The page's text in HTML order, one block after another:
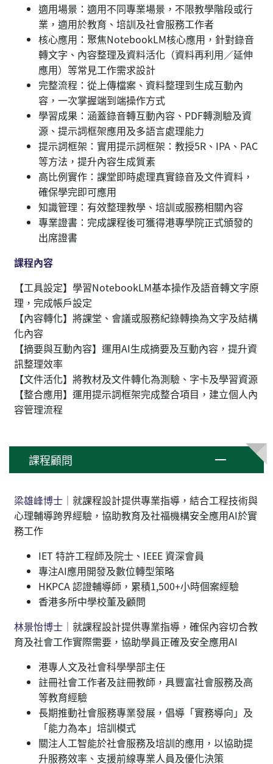
適用場景：適用不同專業場景，不限教學階段或行
業，適用於教育、培訓及社會服務工作者
核心應用：聚焦NotebookLM核心應用，針對錄音
轉文字、內容整理及資料活化（資料再利用／延伸
應用）等常見工作需求設計
完整流程：從上傳檔案、資料整理到生成互動內
容，一次掌握端到端操作方式
學習成果：涵蓋錄音轉互動內容、PDF轉測驗及資
源、提示詞框架應用及多語言處理能力
提示詞框架：實用提示詞框架：教授5R、IPA、PAC
等方法，提升內容生成質素
高比例實作：課堂即時處理真實錄音及文件資料，
確保學完即可應用
知識管理：有效整理教學、培訓或服務相關內容
專業證書：完成課程後可獲得港專學院正式頒發的
出席證書
課程內容
【工具設定】學習NotebookLM基本操作及語音轉文字原
理，完成帳戶設定
【內容轉化】將課堂、會議或服務紀錄轉換為文字及結構
化內容
【摘要與互動內容】運用AI生成摘要及互動內容，提升資
訊整理效率
【文件活化】將教材及文件轉化為測驗、字卡及學習資源
【整合應用】運用提示詞框架完成整合項目，建立個人內
容管理流程
課程顧問
梁雄峰博士 ｜就課程設計提供專業指導，結合工程技術與
心理輔導跨界經驗，協助教育及社福機構安全應用AI於實
務工作
IET 特許工程師及院士、IEEE 資深會員
專注AI應用開發及數位轉型策略
HKPCA 認證輔導師，累積1,500+小時個案經驗
香港多所中學校董及顧問
林景怡博士 ｜就課程設計提供專業指導，確保內容切合教
育及社會工作實際需要，協助學員正確及安全應用AI
港專人文及社會科學學部主任
註冊社會工作者及註冊教師，具豐富社會服務及高
等教育經驗
長期推動社會服務專業發展，倡導「實務導向」及
「能力為本」培訓模式
關注人工智能於社會服務及培訓的應用，以協助提
升服務效率、支援前線專業人員及優化決策